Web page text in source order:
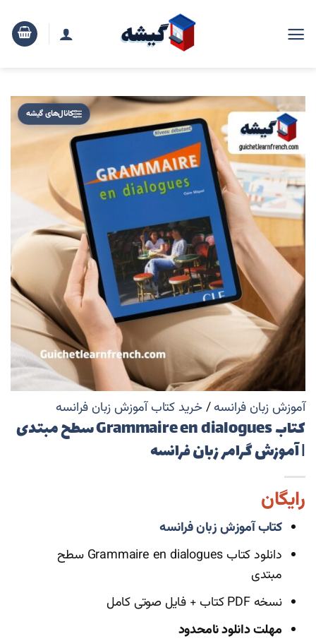
کانال‌های گیشه
آموزش زبان فرانسه/خرید کتاب آموزش زبان فرانسه
کتاب Grammaire en dialogues سطح مبتدی
| آموزش گرامر زبان فرانسه
رایگان
کتاب آموزش زبان فرانسه
دانلود کتاب Grammaire en dialogues سطح
مبتدی
نسخه PDF کتاب + فایل صوتی کامل
مهلت دانلود نامحدود